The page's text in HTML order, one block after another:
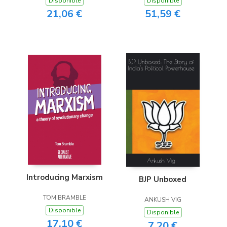
21,06 € 51,59 €
Introducing Marxism
TOM BRAMBLE
Disponible
17,10 €
BJP Unboxed
ANKUSH VIG
Disponible